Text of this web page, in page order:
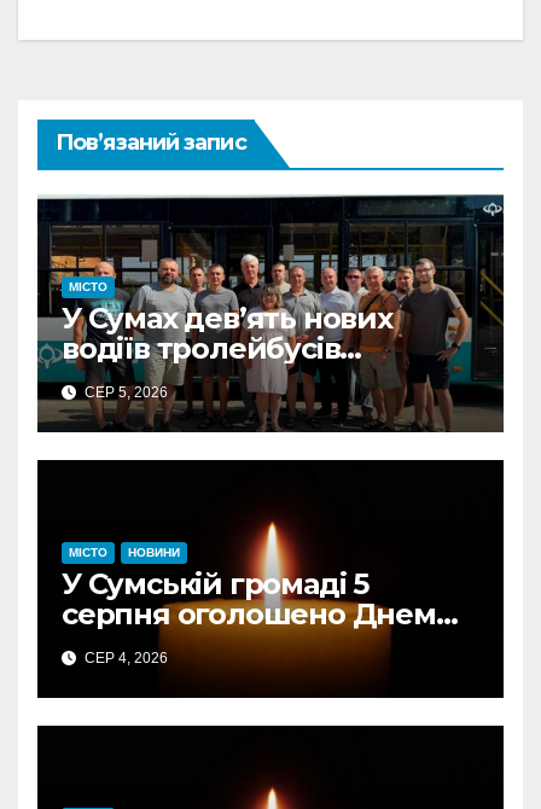
Пов’язаний запис
МІСТО
У Сумах дев’ять нових
водіїв тролейбусів
отримали свідоцтва: КП
«Електроавтотранс»
оголошує новий набір
СЕР 5, 2026
МІСТО НОВИНИ
У Сумській громаді 5
серпня оголошено Днем
жалоби за загиблими від
авіаудару
СЕР 4, 2026